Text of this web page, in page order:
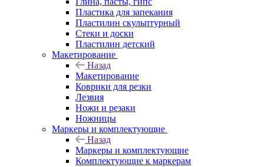
Пластика для запекания
Пластилин скульптурный
Стеки и доски
Пластилин детский
Макетирование
Назад
Макетирование
Коврики для резки
Лезвия
Ножи и резаки
Ножницы
Маркеры и комплектующие
Назад
Маркеры и комплектующие
Комплектующие к маркерам